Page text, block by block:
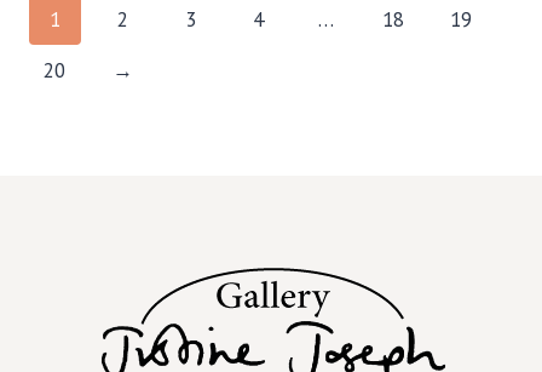
1 2 3 4 … 18
19
20
→